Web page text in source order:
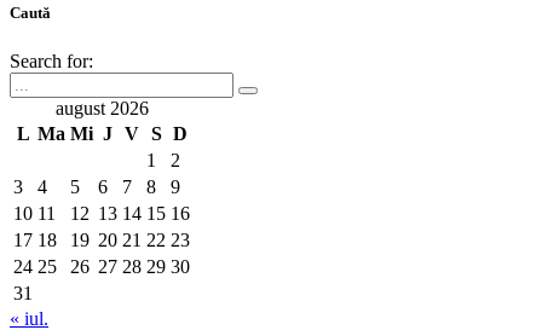
Caută
Search for:
august 2026
L Ma Mi J V S D
1
2
3
4 5 6 7 8
9
10 11 12 13 14 15 16
17 18 19 20 21 22 23
24 25 26 27 28 29 30
31
« iul.